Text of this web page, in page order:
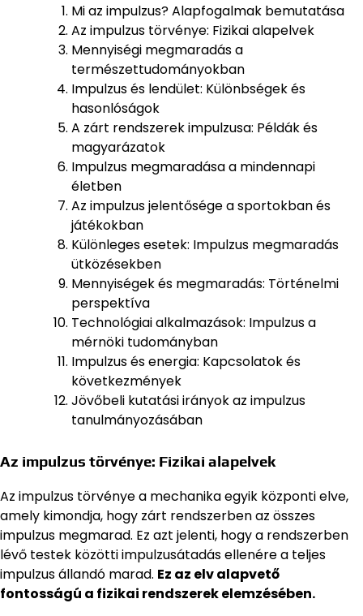
Mi az impulzus? Alapfogalmak bemutatása
Az impulzus törvénye: Fizikai alapelvek
Mennyiségi megmaradás a
természettudományokban
Impulzus és lendület: Különbségek és
hasonlóságok
A zárt rendszerek impulzusa: Példák és
magyarázatok
Impulzus megmaradása a mindennapi
életben
Az impulzus jelentősége a sportokban és
játékokban
Különleges esetek: Impulzus megmaradás
ütközésekben
Mennyiségek és megmaradás: Történelmi
perspektíva
Technológiai alkalmazások: Impulzus a
mérnöki tudományban
Impulzus és energia: Kapcsolatok és
következmények
Jövőbeli kutatási irányok az impulzus
tanulmányozásában
Az impulzus törvénye: Fizikai alapelvek
Az impulzus törvénye a mechanika egyik központi elve,
amely kimondja, hogy zárt rendszerben az összes
impulzus megmarad. Ez azt jelenti, hogy a rendszerben
lévő testek közötti impulzusátadás ellenére a teljes
impulzus állandó marad. Ez az elv alapvető
fontosságú a fizikai rendszerek elemzésében.